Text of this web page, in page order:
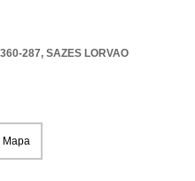
287, SAZES LORVAO
Mapa